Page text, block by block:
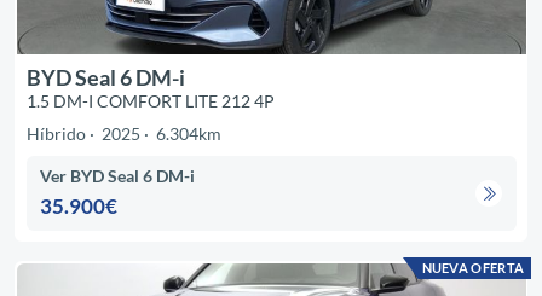
BYD Seal 6 DM-i
1.5 DM-I COMFORT LITE 212 4P
Híbrido
2025 6.304km
Ver BYD Seal 6 DM-i
35.900€
NUEVA OFERTA